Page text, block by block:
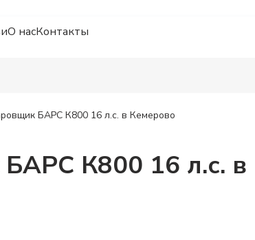
О насКонтакты
БАРС К800 16 л.с. в Кемерово
К800 16 л.с. в